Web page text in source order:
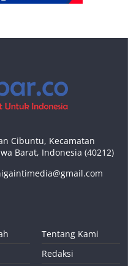
Cibuntu, Kecamatan
Barat, Indonesia (40212)
Tentang Kami
Redaksi